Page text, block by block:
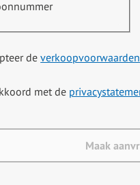
deverkoopvoorwaarden
met de
Maak